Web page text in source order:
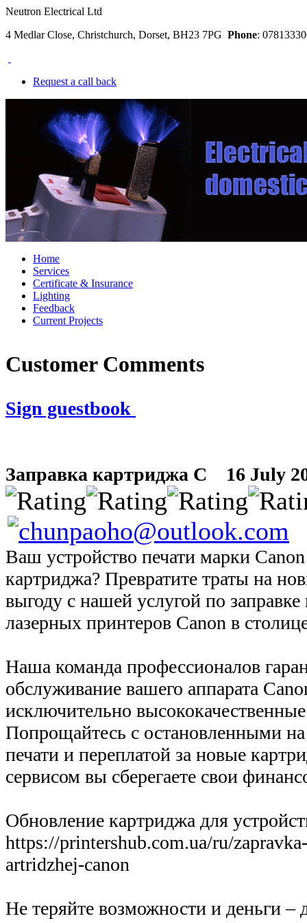
Neutron Electrical Ltd
4 Medlar Close, Christchurch, Dorset, BH23 7PG Phone:
Request a call back
Home
Services
Certificate & Insurance
Lighting
Feedback
Current Projects
Customer Comments
Sign guestbook
Заправка картриджа C 16 July
Ваш устройство печати марки Canon
картриджа? Превратите траты на
выгоду с нашей услугой по
лазерных принтеров Canon в
Наша команда профессионалов
обслуживание вашего аппарата
исключительно
Попрощайтесь с остановленными
печати и переплатой за новые
сервисом вы сберегаете свои
Обновление картриджа для
https://printershub.com.ua/ru/
artridzhej-canon
Не теряйте возможности и деньги –